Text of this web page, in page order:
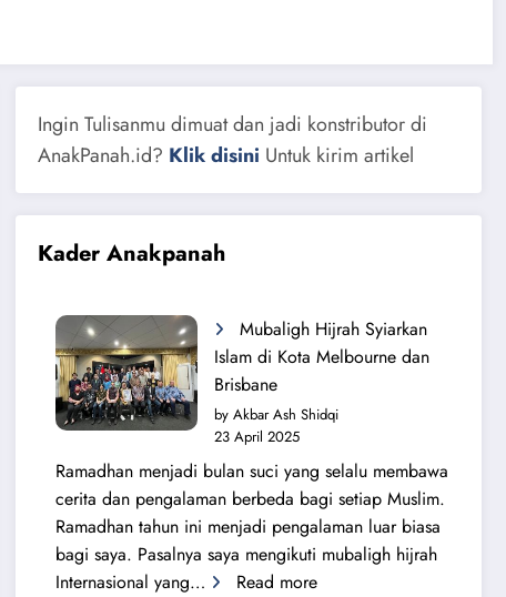
Ingin Tulisanmu dimuat dan jadi konstributor di
AnakPanah.id? Klik disini Untuk kirim artikel
Kader Anakpanah
Mubaligh Hijrah Syiarkan
Islam di Kota Melbourne dan
Brisbane
by Akbar Ash Shidqi
23 April 2025
Ramadhan menjadi bulan suci yang selalu membawa
cerita dan pengalaman berbeda bagi setiap Muslim.
Ramadhan tahun ini menjadi pengalaman luar biasa
bagi saya. Pasalnya saya mengikuti mubaligh hijrah
Internasional yang…
Read more: